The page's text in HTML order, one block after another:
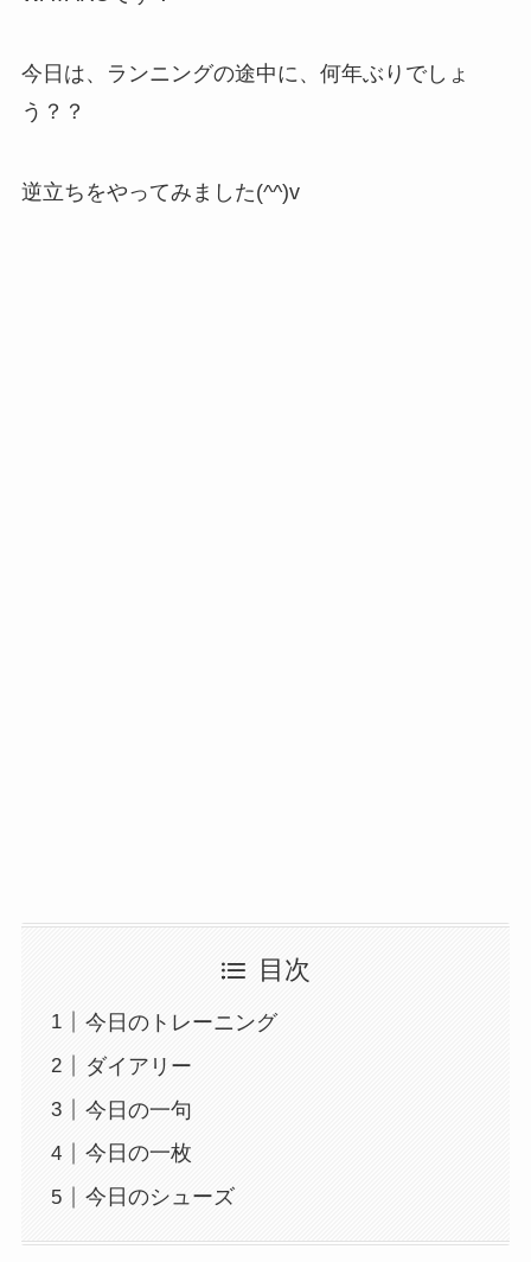
今日は、ランニングの途中に、何年ぶりでしょ
う？？
逆立ちをやってみました(^^)v
目次
今日のトレーニング
ダイアリー
今日の一句
今日の一枚
今日のシューズ